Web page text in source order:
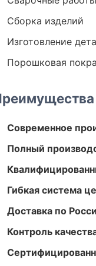
Сборка изделий
Изготовление
Порошковая
Современное
Полный
Гибкая система
Доставка по
Контроль